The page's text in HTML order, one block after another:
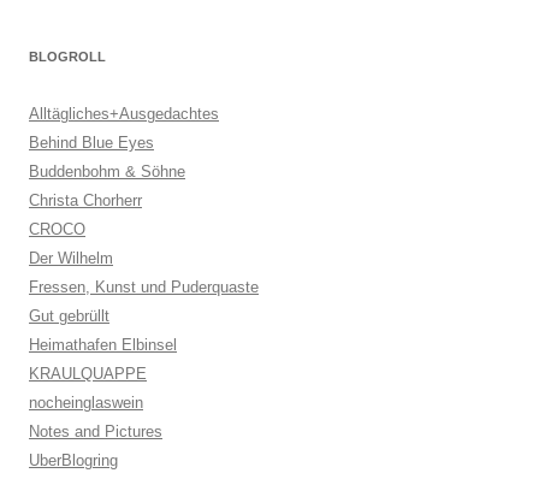
BLOGROLL
Alltägliches+Ausgedachtes
Behind Blue Eyes
Buddenbohm & Söhne
Christa Chorherr
CROCO
Der Wilhelm
Fressen, Kunst und Puderquaste
Gut gebrüllt
Heimathafen Elbinsel
KRAULQUAPPE
nocheinglaswein
Notes and Pictures
UberBlogring